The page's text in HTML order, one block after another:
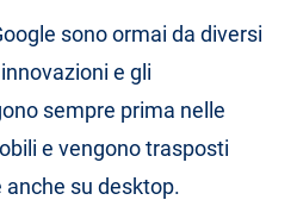
sono ormai da diversi
e gli
sempre prima nelle
e vengono trasposti
su desktop.